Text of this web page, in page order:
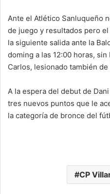
Ante el Atlético Sanluqueño
de juego y resultados pero
la siguiente salida ante la
doming a las 12:00 horas,
Carlos, lesionado también
A la espera del debut de
tres nuevos puntos que le
la categoría de bronce del
CP